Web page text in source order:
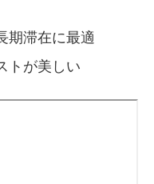
期滞在に最適
トが美しい